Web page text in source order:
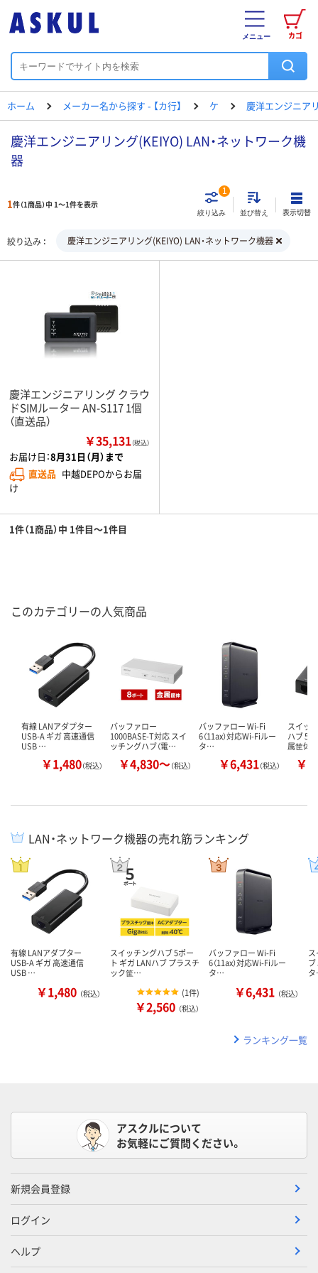
カゴ
メニュー
ホーム メーカー名から探す - 【カ行】 ケ 慶洋エンジニア
慶洋エンジニアリング(KEIYO) LAN・ネットワーク機
器
1件（1商品）中 1～1件を表示
絞り込み
1
並び替え 表示切替
絞り込み 慶洋エンジニアリング(KEIYO) LAN・ネットワーク機器
慶洋エンジニアリング クラウ
ドSIMルーター AN-S117 1個
（直送品）
￥35,131（税込）
お届け日：8月31日（月）まで
直送品 中越DEPOからお届
け
1件（1商品）中 1件目～1件目
このカテゴリーの人気商品
有線 LANアダプター
USB-A ギガ 高速通信
USB …
￥1,480（税込）
バッファロー
1000BASE-T対応 スイ
ッチングハブ（電…
￥4,830～（税込）
バッファロー Wi-Fi
6（11ax）対応Wi-Fiルー
タ…
￥6,431（税込）
スイッ
ハブ 5/
属筐体…
￥
LAN・ネットワーク機器の売れ筋ランキング
有線 LANアダプター
USB-A ギガ 高速通信
USB …
￥1,480 （税込）
スイッチングハブ 5ポー
ト ギガ LANハブ プラスチ
ック筐…
(1件)
￥2,560 （税込）
バッファロー Wi-Fi
6（11ax）対応Wi-Fiルー
タ…
￥6,431 （税込）
ランキング一覧
アスクルについて
お気軽にご質問ください。
新規会員登録
ログイン
ヘルプ